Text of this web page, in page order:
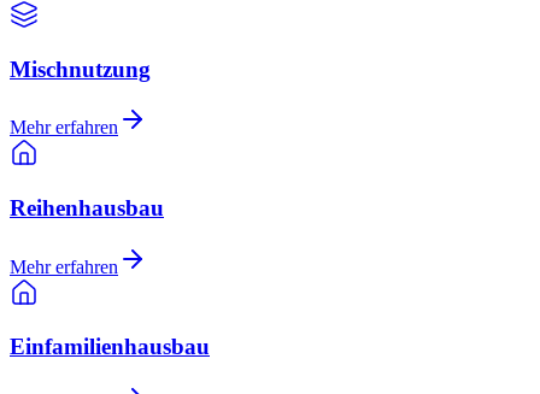
Mischnutzung
Mehr erfahren
Reihenhausbau
Mehr erfahren
Einfamilienhausbau